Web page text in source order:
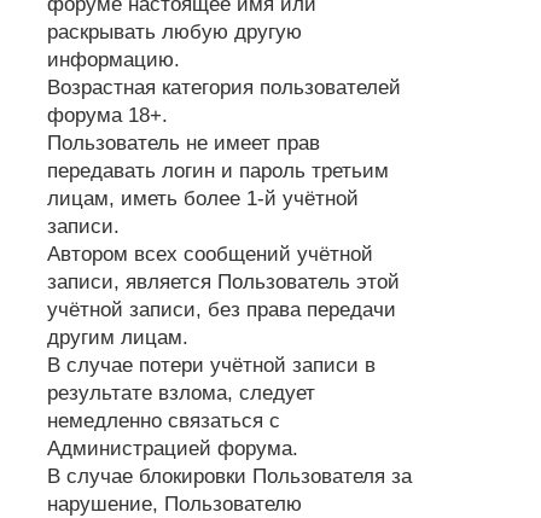
раскрывать любую другую
информацию.
Возрастная категория пользователей
форума 18+.
Пользователь не имеет прав
передавать логин и пароль третьим
лицам, иметь более 1-й учётной
записи.
Автором всех сообщений учётной
записи, является Пользователь этой
учётной записи, без права передачи
другим лицам.
В случае потери учётной записи в
результате взлома, следует
немедленно связаться с
Администрацией форума.
В случае блокировки Пользователя за
нарушение, Пользователю